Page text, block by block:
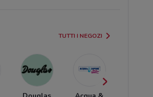
TUTTI I NEGOZI